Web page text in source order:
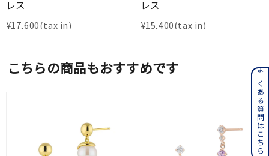
レス
¥17,600
レス
¥15,400
こちらの商品もおすすめです
よくある質問はこちら